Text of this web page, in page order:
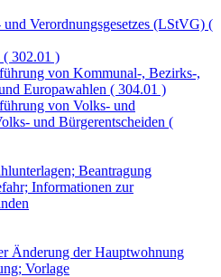
Verordnungsgesetzes (LStVG) (
( 302.01 )
von Kommunal-, Bezirks-,
Europawahlen ( 304.01 )
von Volks- und
und Bürgerentscheiden (
Beantragung
Informationen zur
Änderung der Hauptwohnung
Vorlage